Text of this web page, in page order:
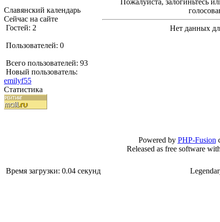
Славянский календарь
Сейчас на сайте
Гостей: 2
Пользователей: 0
Всего пользователей: 93
Новый пользователь:
emilyf55
Статистика
Пожалуйста, залогиньтесь
Нет данных
Powered by PHP-Fusion
Released as free software
Время загрузки: 0.04 секунд